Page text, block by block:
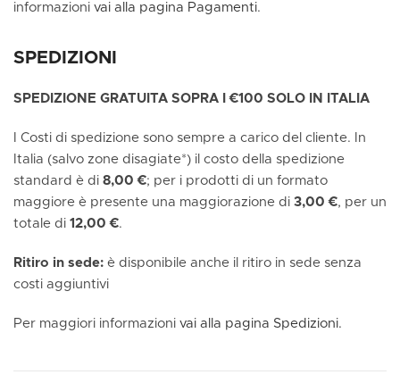
informazioni vai alla pagina Pagamenti.
SPEDIZIONI
SPEDIZIONE GRATUITA SOPRA I €100 SOLO IN ITALIA
I Costi di spedizione sono sempre a carico del cliente. In
Italia (salvo zone disagiate*) il costo della spedizione
standard è di 8,00 €; per i prodotti di un formato
maggiore è presente una maggiorazione di 3,00 €, per un
totale di 12,00 €.
Ritiro in sede: è disponibile anche il ritiro in sede senza
costi aggiuntivi
Per maggiori informazioni vai alla pagina Spedizioni.